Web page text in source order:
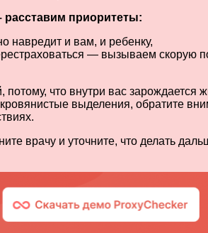
расставим приоритеты:
навредит и вам, и ребенку,
— вызываем скорую
что внутри вас
кровянистые выделения, обратите
врачу и уточните, что делать